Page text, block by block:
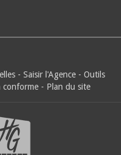
- Saisir l'Agence - Outils
conforme - Plan du site